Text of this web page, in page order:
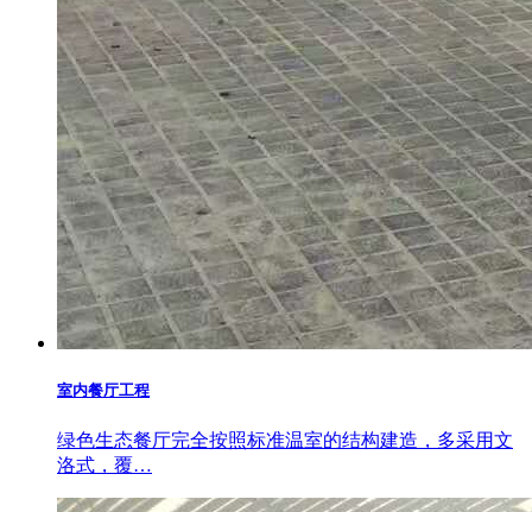
室内餐厅工程
绿色生态餐厅完全按照标准温室的结构建造，多采用文
洛式，覆…